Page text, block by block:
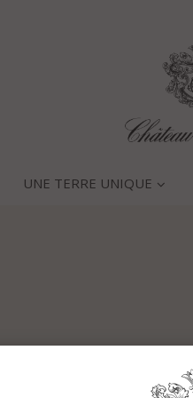
UNE TERRE UNIQUE